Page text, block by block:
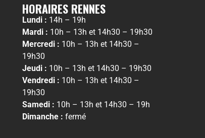
HORAIRES RENNES
Lundi : 14h – 19h
Mardi : 10h – 13h et 14h30 – 19h30
Mercredi : 10h – 13h et 14h30 –
19h30
Jeudi : 10h – 13h et 14h30 – 19h30
Vendredi : 10h – 13h et 14h30 –
19h30
Samedi : 10h – 13h et 14h30 – 19h
Dimanche : fermé